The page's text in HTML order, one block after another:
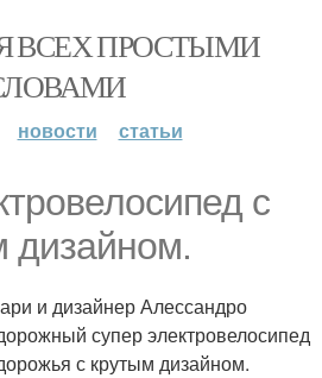
ВСЕХ ПРОСТЫМИ
новости статьи
с
дизайном.
и дизайнер Алессандро
супер электровелосипед
с крутым дизайном.